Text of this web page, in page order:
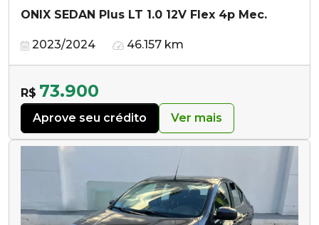
ONIX SEDAN Plus LT 1.0 12V Flex 4p Mec.
2023/2024 46.157 km
R$ 73.900
Aprove seu crédito Ver mais